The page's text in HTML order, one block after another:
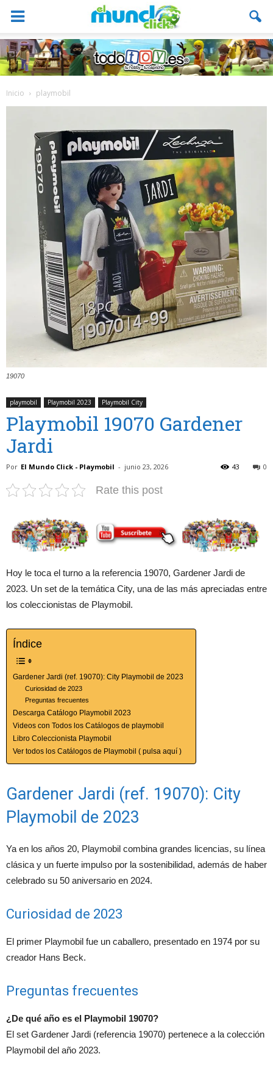
Inicio playmobil
19070
playmobil Playmobil 2023 Playmobil City
Playmobil 19070 Gardener
Jardi
Por El Mundo Click - Playmobil - junio 23, 2026 0
43
Rate this post
Hoy le toca el turno a la referencia 19070, Gardener Jardi de
2023. Un set de la temática City, una de las más apreciadas entre
los coleccionistas de Playmobil.
Índice
Gardener Jardi (ref. 19070): City Playmobil de 2023
Curiosidad de 2023
Preguntas frecuentes
Descarga Catálogo Playmobil 2023
Videos con Todos los Catálogos de playmobil
Libro Coleccionista Playmobil
Ver todos los Catálogos de Playmobil ( pulsa aquí )
Gardener Jardi (ref. 19070): City
Playmobil de 2023
Ya en los años 20, Playmobil combina grandes licencias, su línea
clásica y un fuerte impulso por la sostenibilidad, además de haber
celebrado su 50 aniversario en 2024.
Curiosidad de 2023
El primer Playmobil fue un caballero, presentado en 1974 por su
creador Hans Beck.
Preguntas frecuentes
¿De qué año es el Playmobil 19070?
El set Gardener Jardi (referencia 19070) pertenece a la colección
Playmobil del año 2023.